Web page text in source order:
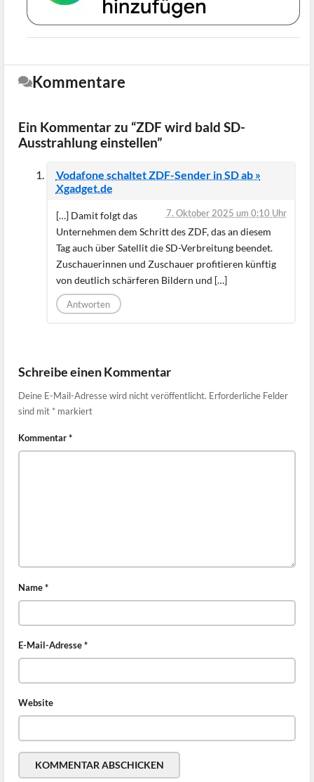
Kommentare
Ein Kommentar zu “ZDF wird bald SD-
Ausstrahlung einstellen”
Vodafone schaltet ZDF-Sender in SD ab »
Xgadget.de
7. Oktober 2025 um 0:10 Uhr
[…] Damit folgt das
Unternehmen dem Schritt des ZDF, das an diesem
Tag auch über Satellit die SD-Verbreitung beendet.
Zuschauerinnen und Zuschauer profitieren künftig
von deutlich schärferen Bildern und […]
Antworten
Schreibe einen Kommentar
Deine E-Mail-Adresse wird nicht veröffentlicht. Erforderliche Felder
sind mit * markiert
Kommentar*
Name*
E-Mail-Adresse*
Website